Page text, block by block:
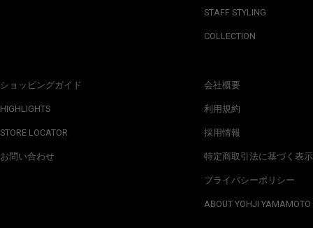
ショッピングガイド
HIGHLIGHTS
STORE LOCATOR
お問い合わせ
STAFF STYLING
COLLECTION
会社概要
利用規約
採用情報
特定商取引法に基づく表示
プライバシーポリシー
ABOUT YOHJI YAMAMOTO